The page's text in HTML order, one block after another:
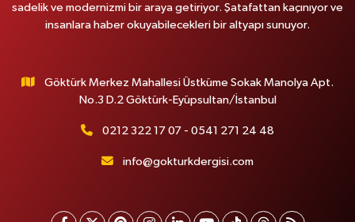
sadelik ve modernizmi bir araya getiriyor. Şatafattan kaçınıyor ve
insanlara haber okuyabilecekleri bir altyapı sunuyor.
Göktürk Merkez Mahallesi Üstküme Sokak Manolya Apt.
No.3 D.2 Göktürk-Eyüpsultan/İstanbul
0212 322 17 07 - 0541 271 24 48
info@gokturkdergisi.com